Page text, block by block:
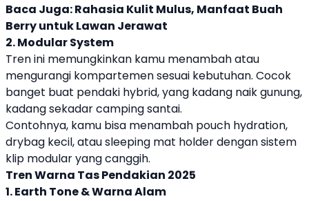
Baca Juga:Rahasia Kulit Mulus, Manfaat Buah
Berry untuk Lawan Jerawat
2. Modular System
Tren ini memungkinkan kamu menambah atau
mengurangi kompartemen sesuai kebutuhan. Cocok
banget buat pendaki hybrid, yang kadang naik gunung,
kadang sekadar camping santai.
Contohnya, kamu bisa menambah pouch hydration,
drybag kecil, atau sleeping mat holder dengan sistem
klip modular yang canggih.
Tren Warna Tas Pendakian 2025
1. Earth Tone & Warna Alam